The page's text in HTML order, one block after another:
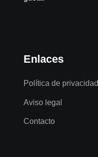
Enlaces
Política de privacidad
Aviso legal
Contacto